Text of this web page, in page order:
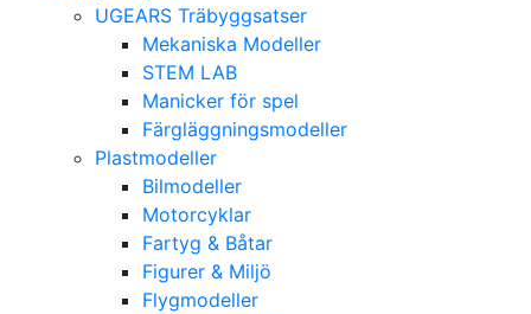
UGEARS Träbyggsatser
Mekaniska Modeller
STEM LAB
Manicker för spel
Färgläggningsmodeller
Plastmodeller
Bilmodeller
Motorcyklar
Fartyg & Båtar
Figurer & Miljö
Flygmodeller